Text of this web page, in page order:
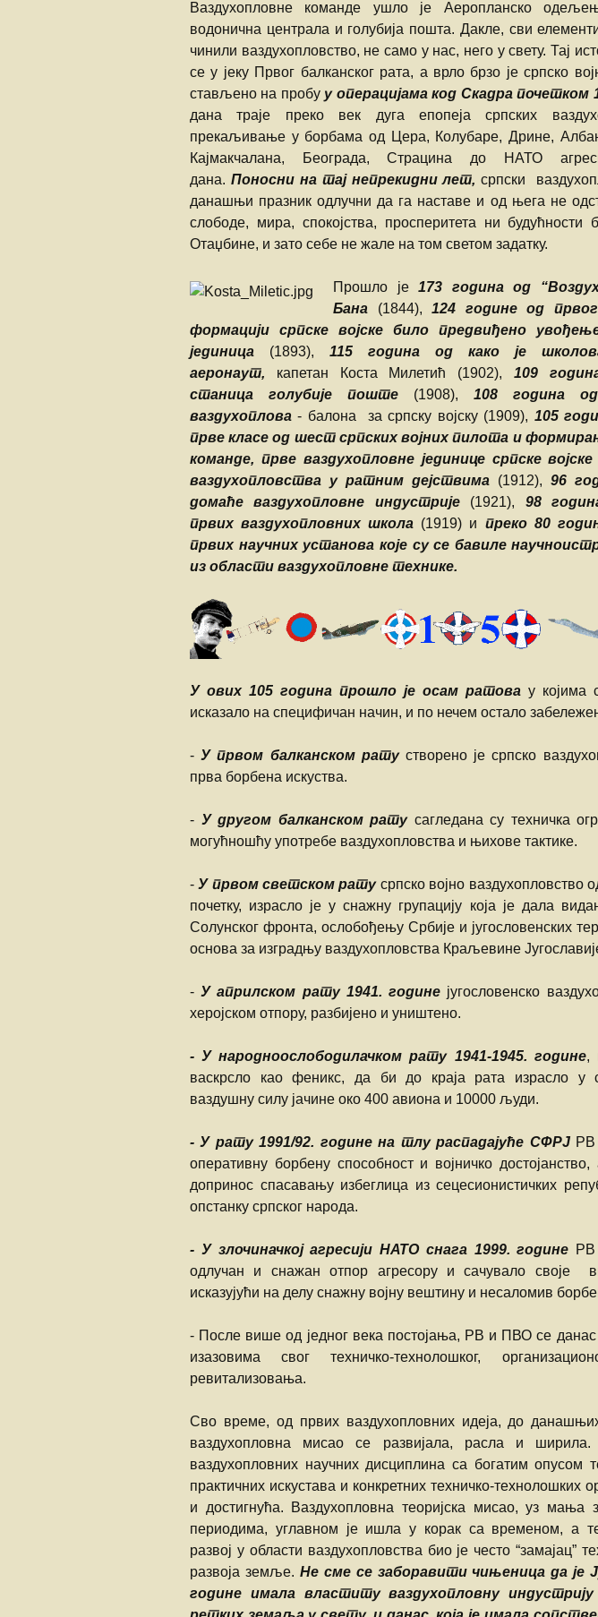
Ваздухопловне команде ушло је Аеропланско
водонична централа и голубија пошта. Дакле, сви
чинили ваздухопловство, не само у нас, него у свету. Тај
се у јеку Првог балканског рата, а врло брзо је српско
стављено на пробу у операцијама код Скадра почетком
дана траје преко век дуга епопеја српских
прекаљивање у борбама од Цера, Колубаре, Дрине,
Кајмакчалана, Београда, Страцина до НАТО
дана. Поносни на тај непрекидни лет, српски
данашњи празник одлучни да га наставе и од њега не
слободе, мира, спокојства, просперитета ни будућности
Отаџбине, и зато себе не жале на том светом задатку.
Прошло је 173 година од
Бана (1844),124 године од
формацији српске војске било предвиђено
јединица (1893), 115 година од како је
аеронаут, капетан Коста Милетић (1902), 109
станица голубије поште (1908), 108 година
ваздухоплова - балона за српску војску (1909), 105
прве класе од шест српских војних пилота и
команде, прве ваздухопловне јединице српске
ваздухопловства у ратним дејствима (1912), 96
домаће ваздухопловне индустрије(1921), 98
првих ваздухопловних школа (1919) и преко 80
првих научних установа које су се бавиле
из области ваздухопловне технике.
У ових 105 година прошло је осам ратова у којима
исказало на специфичан начин, и по нечем остало
-У првом балканском ратустворено је српско
прва борбена искуства.
- У другом балканском ратусагледана су техничка
могућношћу употребе ваздухопловства и њихове тактике.
-У првом светском ратусрпско војно ваздухопловство
почетку, израсло је у снажну групацију која је дала
Солунског фронта, ослобођењу Србије и југословенских
основа за изградњу ваздухопловства Краљевине
-У априлском рату 1941. године југословенско
херојском отпору, разбијено и уништено.
- У народноослободилачком рату 1941-1945. године,
васкрсло као феникс, да би до краја рата израсло у
ваздушну силу јачине око 400 авиона и 10000 људи.
- У рату 1991/92. године на тлу распадајуће СФРЈРВ
оперативну борбену способност и војничко
допринос спасавању избеглица из сецесионистичких
опстанку српског народа.
- У злочиначкој агресији НАТО снага 1999. године РВ
одлучан и снажан отпор агресору и сачувало своје
исказујући на делу снажну војну вештину и несаломив
- После више од једног века постојања, РВ и ПВО се
изазовима свог техничко-технолошког,
ревитализовања.
Сво време, од првих ваздухопловних идеја, до
ваздухопловна мисао се развијала, расла и
ваздухопловних научних дисциплина са богатим опусом
практичних искустава и конкретних техничко-технолошких
и достигнућа. Ваздухопловна теоријска мисао, уз мања
периодима, углавном је ишла у корак са временом, а
развој у области ваздухопловства био је често “замајац”
развоја земље. Не сме се заборавити чињеница да је
године имала властиту ваздухопловну